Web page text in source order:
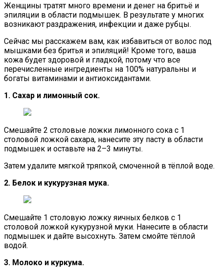
Женщины тратят много времени и денег на бритьё и
эпиляции в области подмышек. В результате у многих
возникают раздражения, инфекции и даже рубцы.
Сейчас мы расскажем вам, как избавиться от волос под
мышками без бритья и эпиляций! Кроме того, ваша
кожа будет здоровой и гладкой, потому что все
перечисленные ингредиенты на 100% натуральны и
богаты витаминами и антиоксидантами.
1. Сахар и лимонный сок.
Смешайте 2 столовые ложки лимонного сока с 1
столовой ложкой сахара, нанесите эту пасту в области
подмышек и оставьте на 2–3 минуты.
Затем удалите мягкой тряпкой, смоченной в тёплой воде.
2. Белок и кукурузная мука.
Смешайте 1 столовую ложку яичных белков с 1
столовой ложкой кукурузной муки. Нанесите в области
подмышек и дайте высохнуть. Затем смойте тёплой
водой.
3. Молоко и куркума.